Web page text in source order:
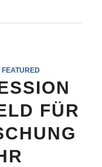
FEATURED
FÜR